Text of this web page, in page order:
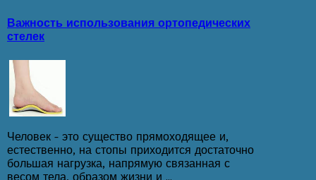
Важность использования ортопедических
стелек
Человек – это существо прямоходящее и,
естественно, на стопы приходится достаточно
большая нагрузка, напрямую связанная с
весом тела, образом жизни и ...